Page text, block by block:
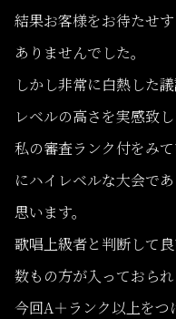
結果お客様をお待たせ
ありませんでした。
しかし非常に白熱した
レベルの高さを実感致し
私の審査ランク付をみ
にハイレベルな大会で
思います。
歌唱上級者と判断して
数もの方が入っておられ
今回A＋ランク以上を